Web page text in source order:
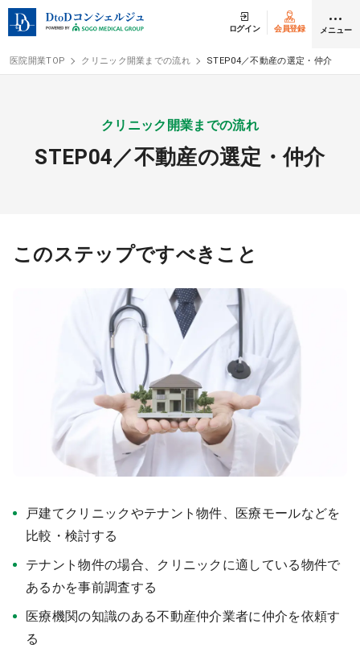
ログイン 会員登録 メニュー
クリニック開業
開業までの流れ
開業スタイル TOP
医療モール開業
継承開業（医院継承）
新規開業（戸建て・テナント）
コンサルタント
開業支援事例
開業支援事例
施工事例
開業ノウハウ
開業セミナー
個別相談会
医院開業TOP クリニック開業までの流れ STEP04／不動産の選定・仲介
クリニック開業までの流れ
STEP04／不動産の選定・仲介
このステップですべきこと
戸建てクリニックやテナント物件、医療モールなどを
比較・検討する
テナント物件の場合、クリニックに適している物件で
あるかを事前調査する
医療機関の知識のある不動産仲介業者に仲介を依頼す
る